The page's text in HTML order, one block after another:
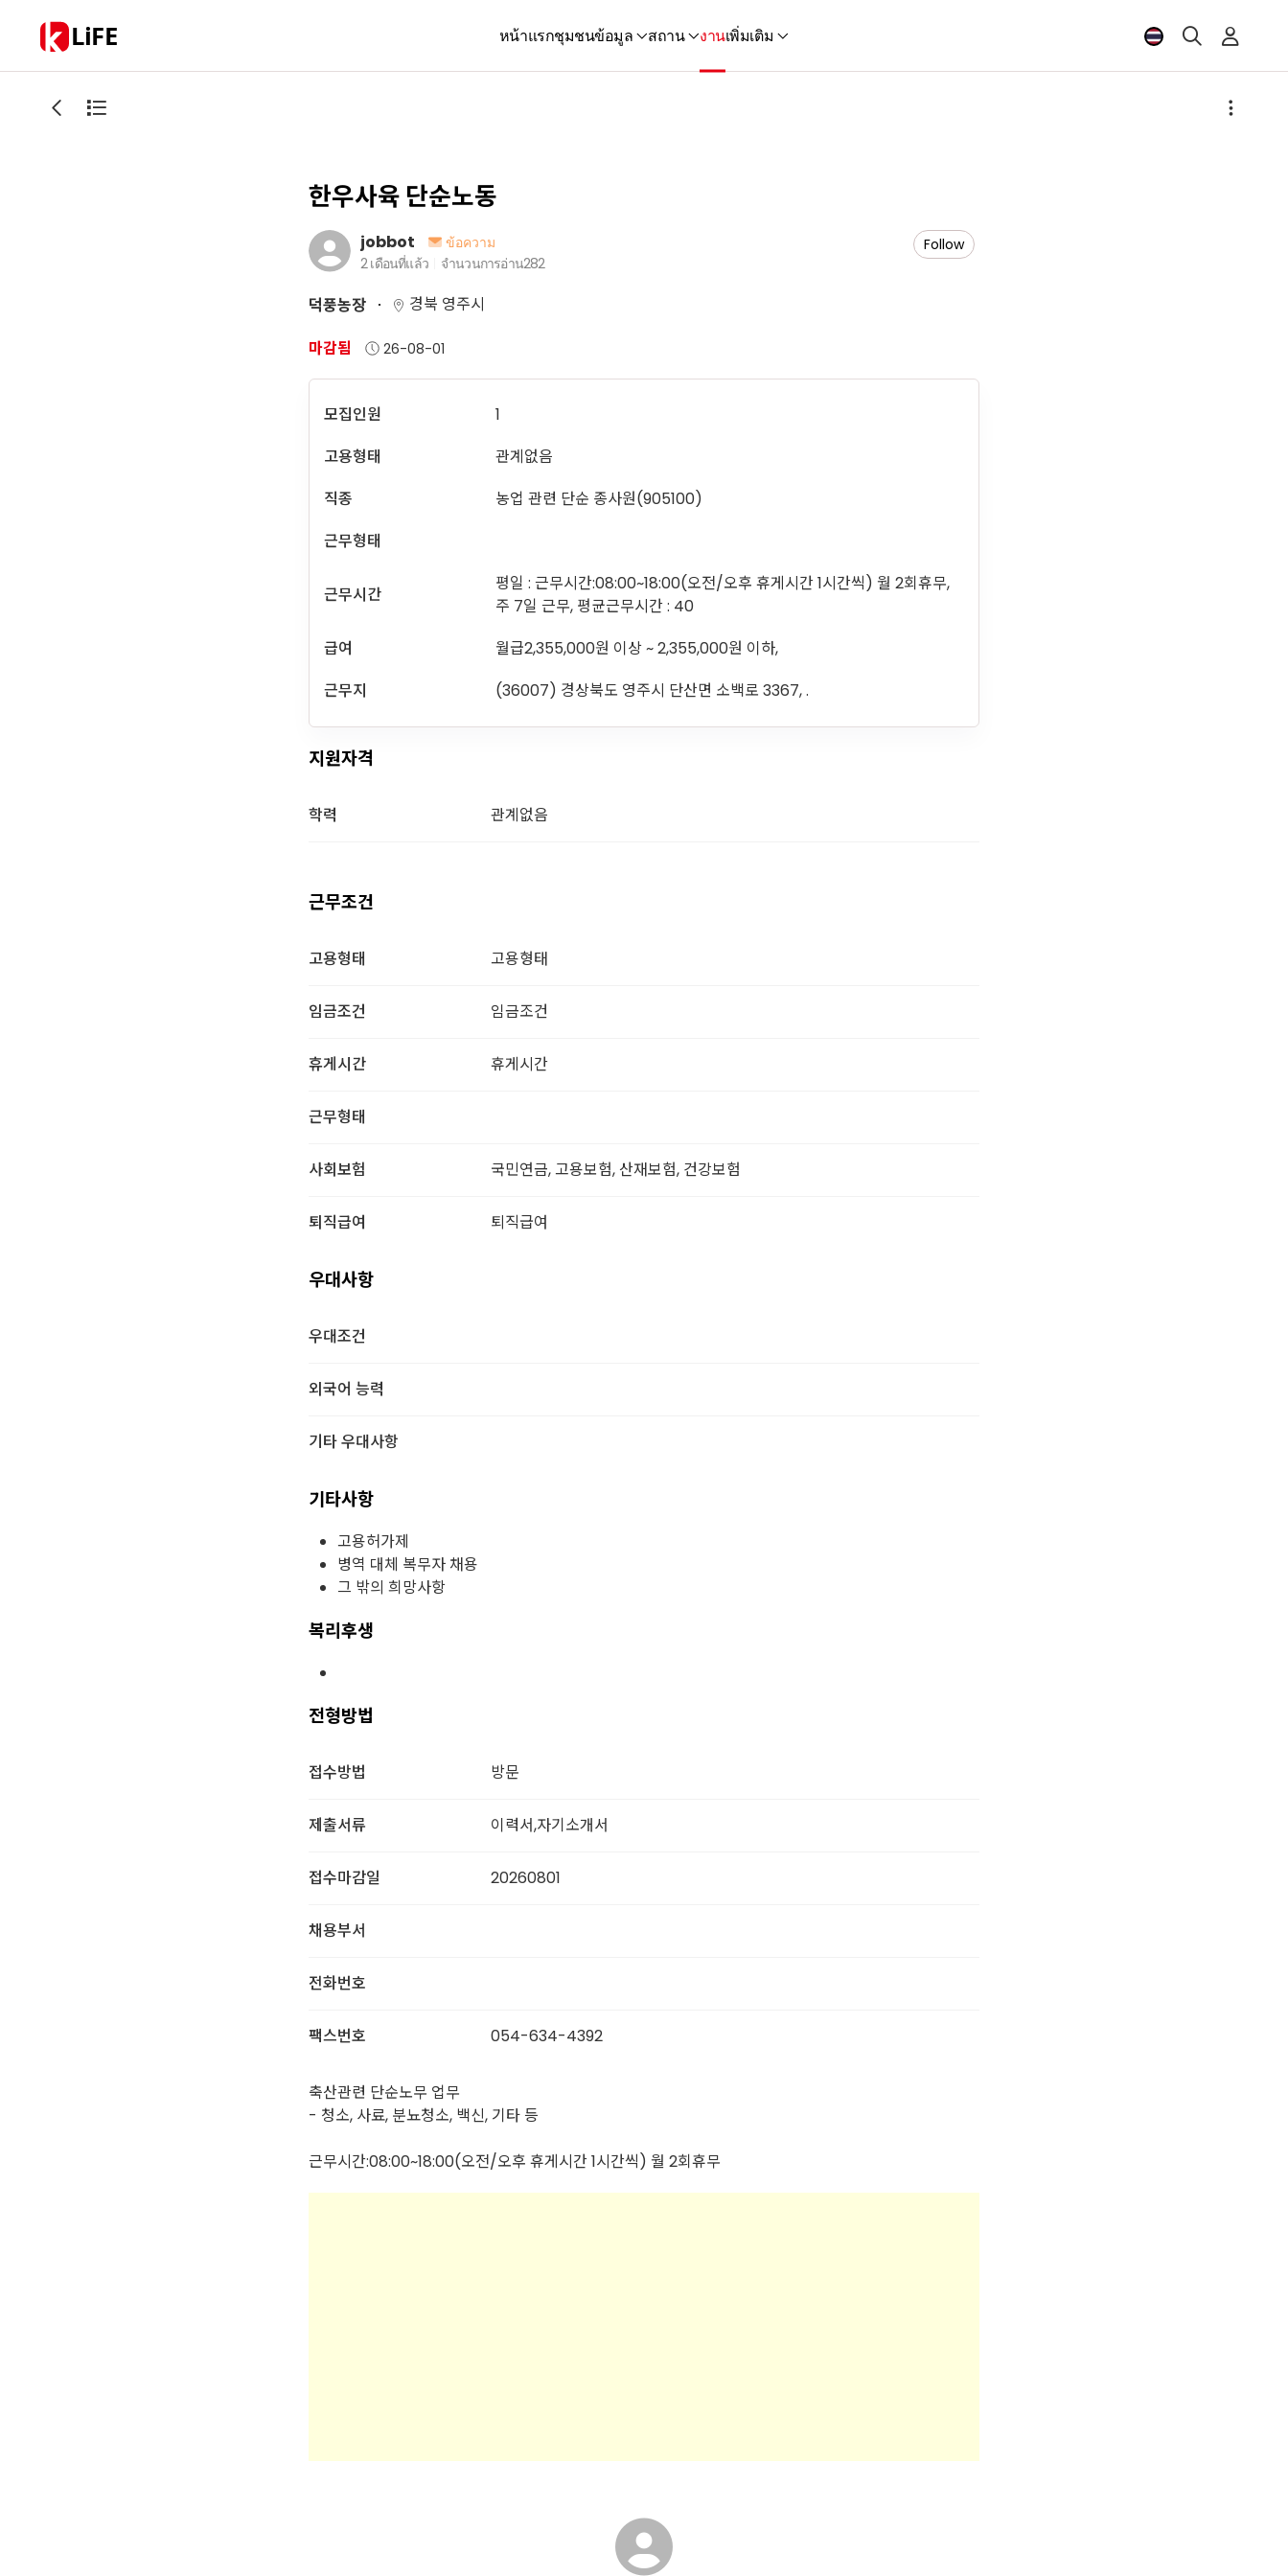
LiFE หน้าแรกชุมชนข้อมูล สถาน งานเพิ่มเติม
한우사육 단순노동
jobbot
ข้อความ
2 เดือนที่แล้ว
จำนวนการอ่าน282
Follow
덕풍농장
경북 영주시
마감됨
26-08-01
모집인원
1
고용형태
관계없음
직종
농업 관련 단순 종사원(905100)
근무형태
근무시간
평일 : 근무시간:08:00~18:00(오전/오후 휴게시간 1시간씩) 월 2회휴무,
주 7일 근무, 평균근무시간 : 40
급여
월급2,355,000원 이상 ~ 2,355,000원 이하,
근무지
(36007) 경상북도 영주시 단산면 소백로 3367, .
지원자격
학력 관계없음
근무조건
고용형태 고용형태
임금조건 임금조건
휴게시간 휴게시간
근무형태
사회보험 국민연금, 고용보험, 산재보험, 건강보험
퇴직급여 퇴직급여
우대사항
우대조건
외국어 능력
기타 우대사항
기타사항
고용허가제
병역 대체 복무자 채용
그 밖의 희망사항
복리후생
전형방법
접수방법 방문
제출서류 이력서,자기소개서
접수마감일 20260801
채용부서
전화번호
팩스번호 054-634-4392
축산관련 단순노무 업무
- 청소, 사료, 분뇨청소, 백신, 기타 등
근무시간:08:00~18:00(오전/오후 휴게시간 1시간씩) 월 2회휴무